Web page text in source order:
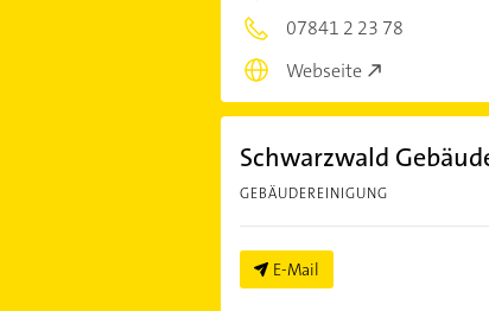
07841 2 23 78
Webseite
Schwarzwald
GEBÄUDEREINIGUNG
E-Mail